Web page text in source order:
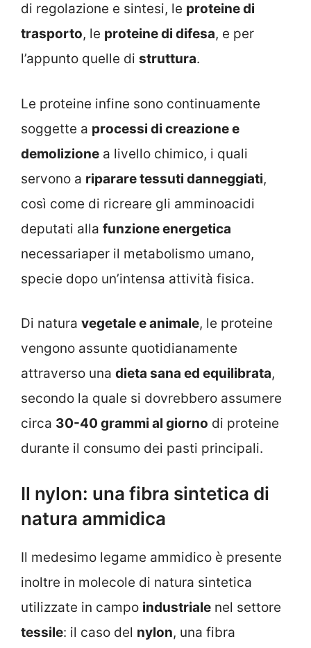
di regolazione e sintesi, le proteine di
trasporto, le proteine di difesa, e per
l’appunto quelle di struttura.
Le proteine infine sono continuamente
soggette a processi di creazione e
demolizione a livello chimico, i quali
servono a riparare tessuti danneggiati,
così come di ricreare gli amminoacidi
deputati alla funzione energetica
necessariaper il metabolismo umano,
specie dopo un’intensa attività fisica.
Di natura vegetale e animale, le proteine
vengono assunte quotidianamente
attraverso una dieta sana ed equilibrata,
secondo la quale si dovrebbero assumere
circa 30-40 grammi al giorno di proteine
durante il consumo dei pasti principali.
Il nylon: una fibra sintetica di
natura ammidica
Il medesimo legame ammidico è presente
inoltre in molecole di natura sintetica
utilizzate in campo industriale nel settore
tessile: il caso del nylon, una fibra